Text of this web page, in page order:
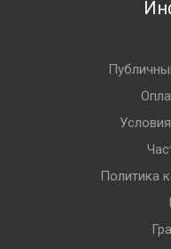
Политика